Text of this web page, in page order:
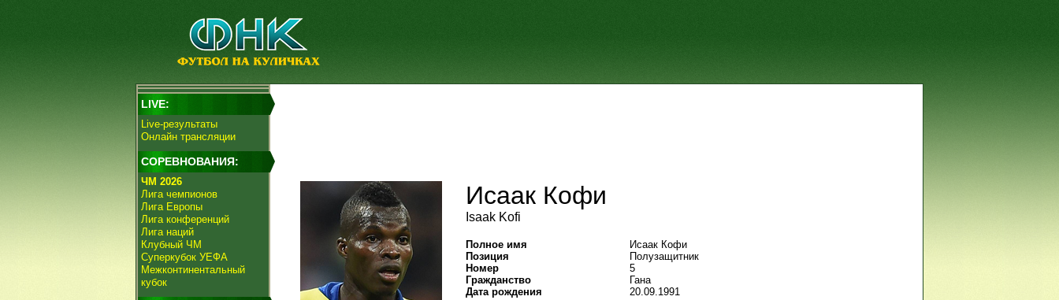
LIVE:
Live-результаты
Онлайн трансляции
СОРЕВНОВАНИЯ:
ЧМ 2026
Лига чемпионов
Лига Европы
Лига конференций
Лига наций
Клубный ЧМ
Суперкубок УЕФА
Межконтинентальный
кубок
Исаак Кофи
Isaak Kofi
Полное имя
Исаак Кофи
Позиция
Полузащитник
Номер
5
Гражданство
Гана
Дата рождения
20.09.1991